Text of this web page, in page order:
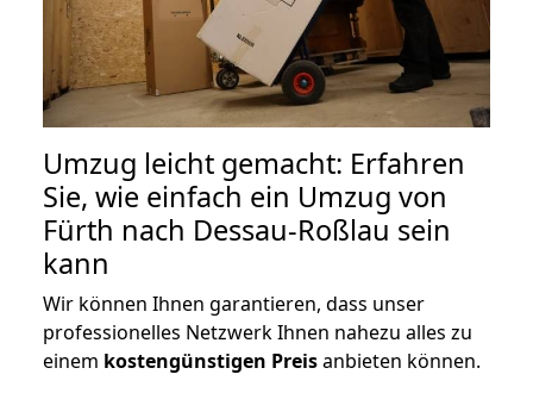
Umzug leicht gemacht: Erfahren
Sie, wie einfach ein Umzug von
Fürth nach Dessau-Roßlau sein
kann
Wir können Ihnen garantieren, dass unser
professionelles Netzwerk Ihnen nahezu alles zu
einem kostengünstigen Preisanbieten können.